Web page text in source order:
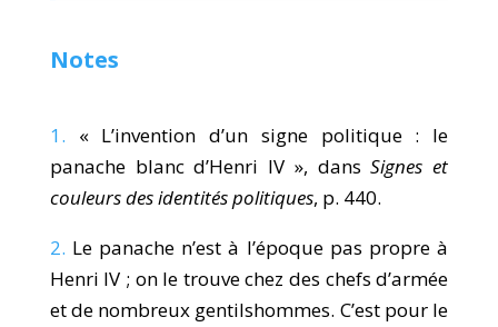
Notes
1. « L’invention d’un signe politique : le
panache blanc d’Henri IV », dansSignes et
couleurs des identités politiques, p. 440.
2. Le panache n’est à l’époque pas propre à
Henri IV ; on le trouve chez des chefs d’armée
et de nombreux gentilshommes. C’est pour le